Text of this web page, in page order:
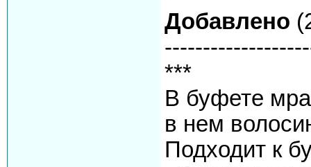
Добавлено
***
В буфете
в нем
Подходит к